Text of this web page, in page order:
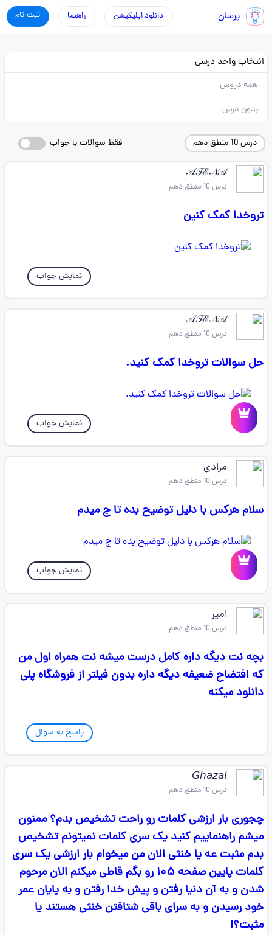
پرسان ثبت نام راهنما دانلود اپلیکیشن
انتخاب واحد درسی
همه دروس
بدون درس
درس 10 منطق دهم فقط سوالات با جواب
𝒜𝒯ℰ𝒩𝒜
درس 10 منطق دهم
تروخدا کمک کنین
نمایش جواب
𝒜𝒯ℰ𝒩𝒜
درس 10 منطق دهم
حل سوالات تروخدا کمک کنید.
نمایش جواب
مرادی
درس 10 منطق دهم
سلام هرکس با دلیل توضیح بده تا ج میدم
نمایش جواب
امیر
درس 10 منطق دهم
بچه نت دیگه داره کامل درست میشه نت همراه اول من
که افتضاح ضعیفه دیگه داره بدون فیلتر از فروشگاه پلی
دانلود میکنه
پاسخ به سوال
𝘎𝘩𝘢𝘻𝘢𝘭
درس 10 منطق دهم
چجوری بار ارزشی کلمات رو راحت تشخیص بدم؟ ممنون
میشم راهنماییم کنید یک سری کلمات نمیتونم تشخیص
بدم مثبت عه یا خنثی الان من میخوام بار ارزشی یک سری
کلمات پایین صفحه ۱۰۵ رو بگم قاطی میکنم الان مرحوم
شدن و به آن دنیا رفتن و پیش خدا رفتن و به پایان عمر
خود رسیدن و به سرای باقی شتافتن خنثی هستند یا
مثبت؟!